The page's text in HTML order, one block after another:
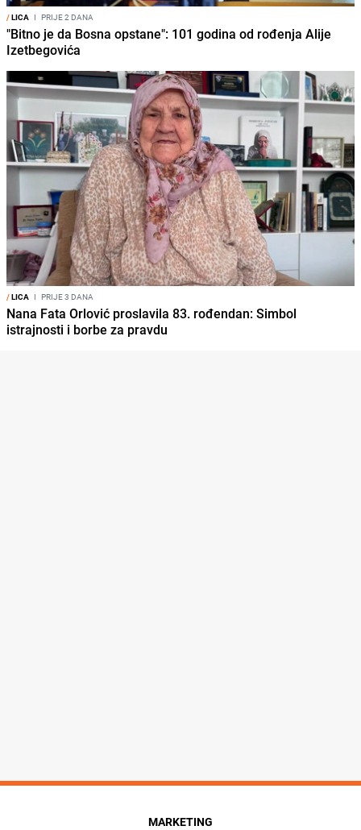
/LICA I PRIJE 2 DANA
"Bitno je da Bosna opstane": 101 godina od rođenja Alije
Izetbegovića
/LICA I PRIJE 3 DANA
Nana Fata Orlović proslavila 83. rođendan: Simbol
istrajnosti i borbe za pravdu
MARKETING